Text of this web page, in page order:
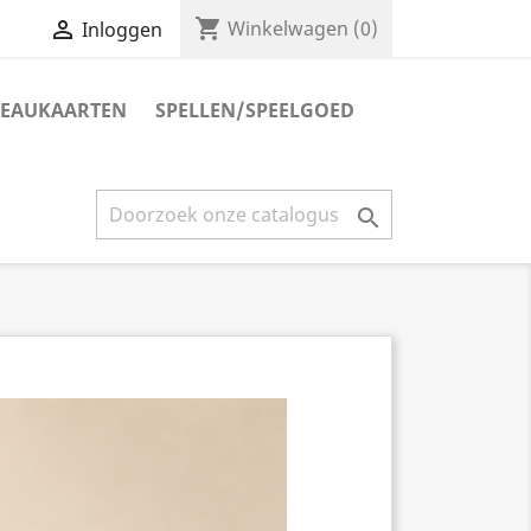
 Inloggen shopping_cart Winkelwagen (0)
SPELLEN/SPEELGOED
